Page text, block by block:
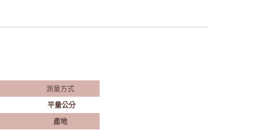
測量方式
平量公分
產地